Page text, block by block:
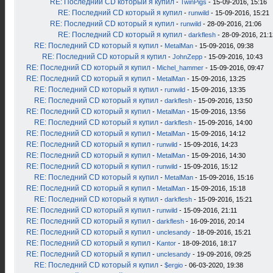
RE: Последний CD который я купил - TwinPigs - 15-09-2016, 15:16
RE: Последний CD который я купил - runwild - 15-09-2016, 15:21
RE: Последний CD который я купил - runwild - 28-09-2016, 21:06
RE: Последний CD который я купил - darkflesh - 28-09-2016,
RE: Последний CD который я купил - MetalMan - 15-09-2016, 09:38
RE: Последний CD который я купил - JohnZepp - 15-09-2016, 10:43
RE: Последний CD который я купил - Michel_hammer - 15-09-2016, 09:47
RE: Последний CD который я купил - MetalMan - 15-09-2016, 13:25
RE: Последний CD который я купил - runwild - 15-09-2016, 13:35
RE: Последний CD который я купил - darkflesh - 15-09-2016, 13:50
RE: Последний CD который я купил - MetalMan - 15-09-2016, 13:56
RE: Последний CD который я купил - darkflesh - 15-09-2016, 14:00
RE: Последний CD который я купил - MetalMan - 15-09-2016, 14:12
RE: Последний CD который я купил - runwild - 15-09-2016, 14:23
RE: Последний CD который я купил - MetalMan - 15-09-2016, 14:30
RE: Последний CD который я купил - runwild - 15-09-2016, 15:12
RE: Последний CD который я купил - MetalMan - 15-09-2016, 15:16
RE: Последний CD который я купил - MetalMan - 15-09-2016, 15:18
RE: Последний CD который я купил - darkflesh - 15-09-2016, 15:21
RE: Последний CD который я купил - runwild - 15-09-2016, 21:11
RE: Последний CD который я купил - darkflesh - 16-09-2016, 20:14
RE: Последний CD который я купил - unclesandy - 18-09-2016, 15:21
RE: Последний CD который я купил - Kantor - 18-09-2016, 18:17
RE: Последний CD который я купил - unclesandy - 19-09-2016, 09:25
RE: Последний CD который я купил - $ergio - 06-03-2020, 19:38